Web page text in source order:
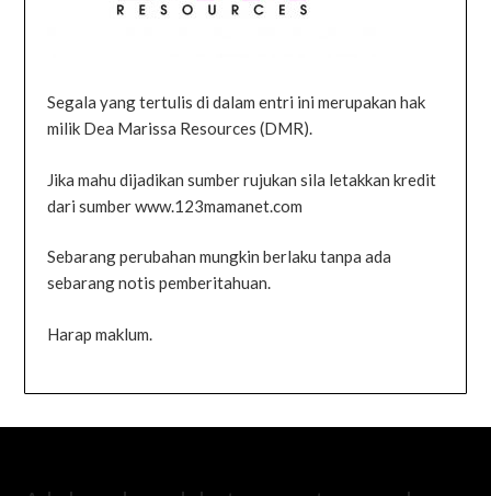
Segala yang tertulis di dalam entri ini merupakan hak
milik Dea Marissa Resources (DMR).
Jika mahu dijadikan sumber rujukan sila letakkan kredit
dari sumber www.123mamanet.com
Sebarang perubahan mungkin berlaku tanpa ada
sebarang notis pemberitahuan.
Harap maklum.